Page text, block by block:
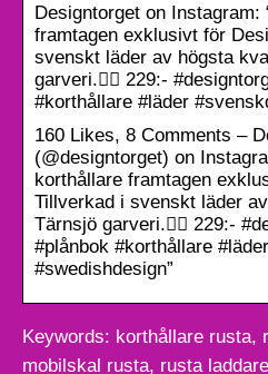
Designtorget on Instagram:
framtagen exklusivt för
svenskt läder av högsta
garveri.👌🏻 229:-
#korthållare #läder
160 Likes, 8 Comments –
(@designtorget) on
korthållare framtagen
Tillverkad i svenskt läder
Tärnsjö garveri.👌🏻 229:-
#plånbok #korthållare
#swedishdesign”
Keywords: korthållare rusta,
mobilskal rusta, rusta